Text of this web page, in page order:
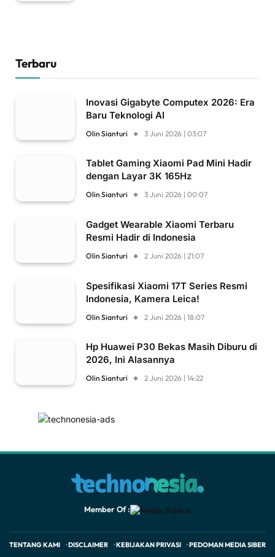
Terbaru
Inovasi Gigabyte Computex 2026: Era
Baru Teknologi AI
Olin Sianturi 3 Juni 2026 | 03:07
Tablet Gaming Xiaomi Pad Mini Hadir
dengan Layar 3K 165Hz
Olin Sianturi 3 Juni 2026 | 00:07
Gadget Wearable Xiaomi Terbaru
Resmi Hadir di Indonesia
Olin Sianturi 2 Juni 2026 | 21:07
Spesifikasi Xiaomi 17T Series Resmi
Indonesia, Kamera Leica!
Olin Sianturi 2 Juni 2026 | 18:07
Hp Huawei P30 Bekas Masih Diburu di
2026, Ini Alasannya
Olin Sianturi 2 Juni 2026 | 14:22
Member Of :
TENTANG KAMI DISCLAIMER KEBIJAKAN PRIVASI PEDOMAN MEDIA SIBER